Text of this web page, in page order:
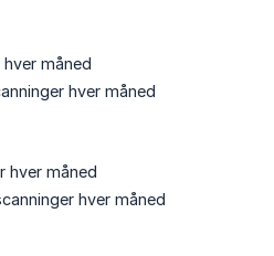
måned
hver måned
hver måned
hver måned